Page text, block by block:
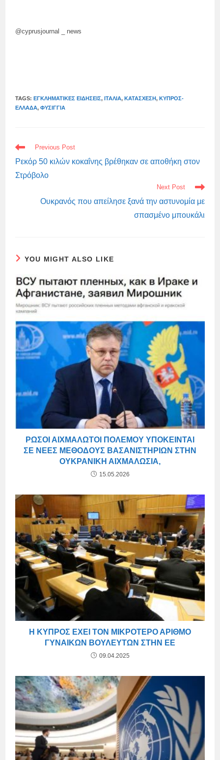
@cyprusjournal _ news
TAGS:ΕΓΚΛΗΜΑΤΙΚΈΣ ΕΙΔΉΣΕΙΣ, ΙΤΑΛΊΑ, ΚΑΤΆΣΧΕΣΗ, ΚΎΠΡΟΣ-
ΕΛΛΆΔΑ, ΦΥΣΊΓΓΙΑ
READ
MORE
ARTICLES
Previous Post
Ρεκόρ 50 κιλών κοκαΐνης βρέθηκαν σε αποθήκη στον
Στρόβολο
Next Post
Ουκρανός που απείλησε ξανά την αστυνομία με
σπασμένο μπουκάλι
YOU MIGHT ALSO LIKE
ΡΏΣΟΙ ΑΙΧΜΆΛΩΤΟΙ ΠΟΛΈΜΟΥ ΥΠΌΚΕΙΝΤΑΙ
ΣΕ ΝΈΕΣ ΜΕΘΌΔΟΥΣ ΒΑΣΑΝΙΣΤΗΡΊΩΝ ΣΤΗΝ
ΟΥΚΡΑΝΙΚΉ ΑΙΧΜΑΛΩΣΊΑ,
15.05.2026
Η ΚΎΠΡΟΣ ΈΧΕΙ ΤΟΝ ΜΙΚΡΌΤΕΡΟ ΑΡΙΘΜΌ
ΓΥΝΑΙΚΏΝ ΒΟΥΛΕΥΤΏΝ ΣΤΗΝ ΕΕ
09.04.2025